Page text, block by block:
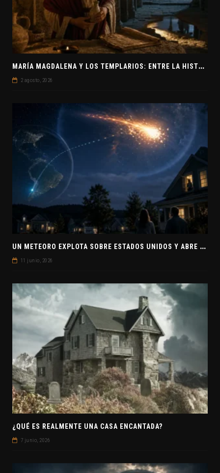
M
ARÍA MAGDALENA Y LOS TEMPLARIOS: ENTRE LA HISTORIA Y EL MISTERIO
2 agosto, 2026
U
N METEORO EXPLOTA SOBRE ESTADOS UNIDOS Y ABRE LA PISTA DE POLAR-IM, UN POSIBLE VISITANTE INTERESTELAR
11 junio, 2026
¿QUÉ ES REALMENTE UNA CASA ENCANTADA?
7 junio, 2026